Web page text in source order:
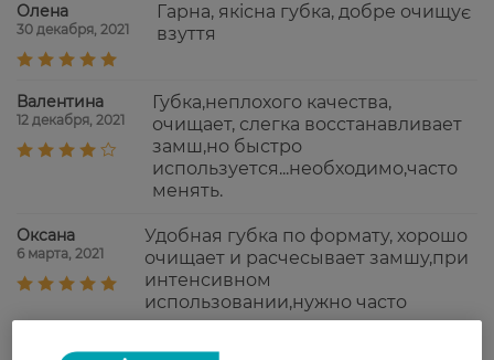
Олена
30 декабря, 2021
Гарна, якiсна губка, добре очищує
взуття
Валентина
12 декабря, 2021
Губка,неплохого качества,
очищает, слегка восстанавливает
замш,но быстро
используется...необходимо,часто
менять.
Оксана
6 марта, 2021
Удобная губка по формату, хорошо
очищает и расчесывает замшу,при
интенсивном
использовании,нужно часто
менять.